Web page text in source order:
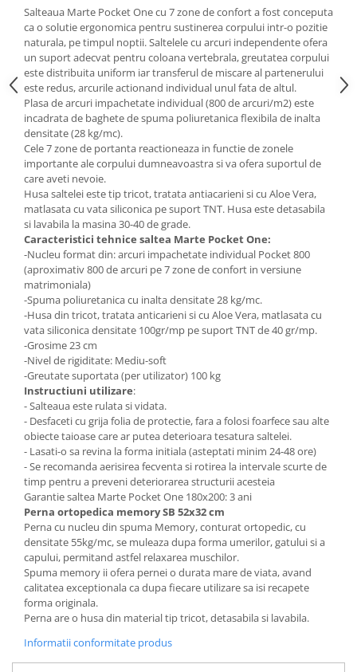
Mobila camera copii
Scaune birou pentru copii
Saltele patuturi copii
Paturi copii
Masa si scaune gradinita
Seturi comode living si dormitor
Salteaua Marte Pocket One cu 7 zone de confort a fost conceputa
ca o solutie ergonomica pentru sustinerea corpului intr-o pozitie
naturala, pe timpul noptii. Saltelele cu arcuri independente ofera
un suport adecvat pentru coloana vertebrala, greutatea corpului
este distribuita uniform iar transferul de miscare al partenerului
este redus, arcurile actionand individual unul fata de altul.
Plasa de arcuri impachetate individual (800 de arcuri/m2) este
incadrata de baghete de spuma poliuretanica flexibila de inalta
densitate (28 kg/mc).
Cele 7 zone de portanta reactioneaza in functie de zonele
importante ale corpului dumneavoastra si va ofera suportul de
care aveti nevoie.
Husa saltelei este tip tricot, tratata antiacarieni si cu Aloe Vera,
matlasata cu vata siliconica pe suport TNT. Husa este detasabila
si lavabila la masina 30-40 de grade.
Caracteristici tehnice saltea Marte Pocket One:
-Nucleu format din: arcuri impachetate individual Pocket 800
(aproximativ 800 de arcuri pe 7 zone de confort in versiune
matrimoniala)
-Spuma poliuretanica cu inalta densitate 28 kg/mc.
-Husa din tricot, tratata anticarieni si cu Aloe Vera, matlasata cu
vata siliconica densitate 100gr/mp pe suport TNT de 40 gr/mp.
-Grosime 23 cm
-Nivel de rigiditate: Mediu-soft
-Greutate suportata (per utilizator) 100 kg
Instructiuni utilizare:
- Salteaua este rulata si vidata.
- Desfaceti cu grija folia de protectie, fara a folosi foarfece sau alte
obiecte taioase care ar putea deterioara tesatura saltelei.
- Lasati-o sa revina la forma initiala (asteptati minim 24-48 ore)
- Se recomanda aerisirea fecventa si rotirea la intervale scurte de
timp pentru a preveni deteriorarea structurii acesteia
Garantie saltea Marte Pocket One 180x200: 3 ani
Perna ortopedica memory SB 52x32 cm
Perna cu nucleu din spuma Memory, conturat ortopedic, cu
densitate 55kg/mc, se muleaza dupa forma umerilor, gatului si a
capului, permitand astfel relaxarea muschilor.
Spuma memory ii ofera pernei o durata mare de viata, avand
calitatea exceptionala ca dupa fiecare utilizare sa isi recapete
forma originala.
Perna are o husa din material tip tricot, detasabila si lavabila.
Informatii conformitate produs